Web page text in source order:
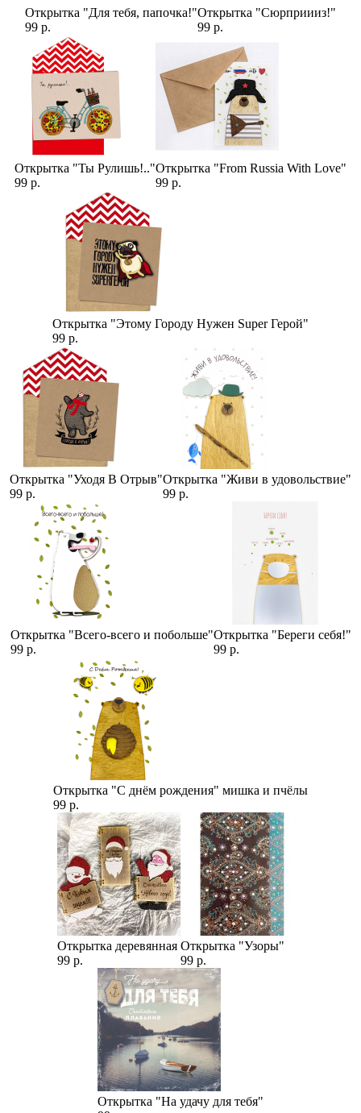
Открытка "Для тебя, папочка!"
99 р.
Открытка "Сюрприииз!"
99 р.
Открытка "Ты Рулишь!.."
99 р.
Открытка "From Russia With Love"
99 р.
Открытка "Этому Городу Нужен Super Герой"
99 р.
Открытка "Уходя В Отрыв"
99 р.
Открытка "Живи в удовольствие"
99 р.
Открытка "Всего-всего и побольше"
99 р.
Открытка "Береги себя!"
99 р.
Открытка "С днём рождения" мишка и пчёлы
99 р.
Открытка деревянная
99 р.
Открытка "Узоры"
99 р.
Открытка "На удачу для тебя"